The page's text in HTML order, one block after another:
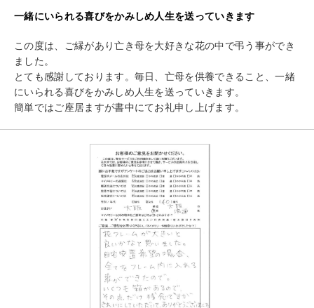
一緒にいられる喜びをかみしめ人生を送っていきます
この度は、ご縁があり亡き母を大好きな花の中で弔う事ができ
ました。
とても感謝しております。毎日、亡母を供養できること、一緒
にいられる喜びをかみしめ人生を送っていきます。
簡単ではご座居ますが書中にてお礼申し上げます。